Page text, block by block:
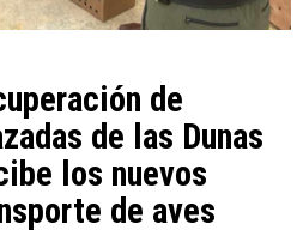
de
de las Dunas
los nuevos
de aves